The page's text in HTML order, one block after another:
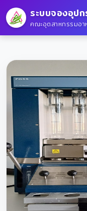
ระบบจองอุป
คณะอุตสาหกรรมอา